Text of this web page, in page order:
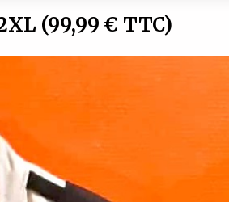
(99,99 € TTC)